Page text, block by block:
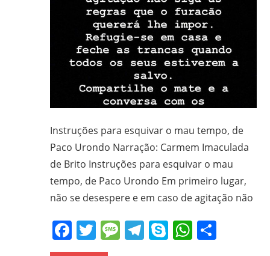
Instruções para esquivar o mau tempo, de
Paco Urondo Narração: Carmem Imaculada
de Brito Instruções para esquivar o mau
tempo, de Paco Urondo Em primeiro lugar,
não se desespere e em caso de agitação não
Facebook
Twitter
Message
Telegram
SkypeShare